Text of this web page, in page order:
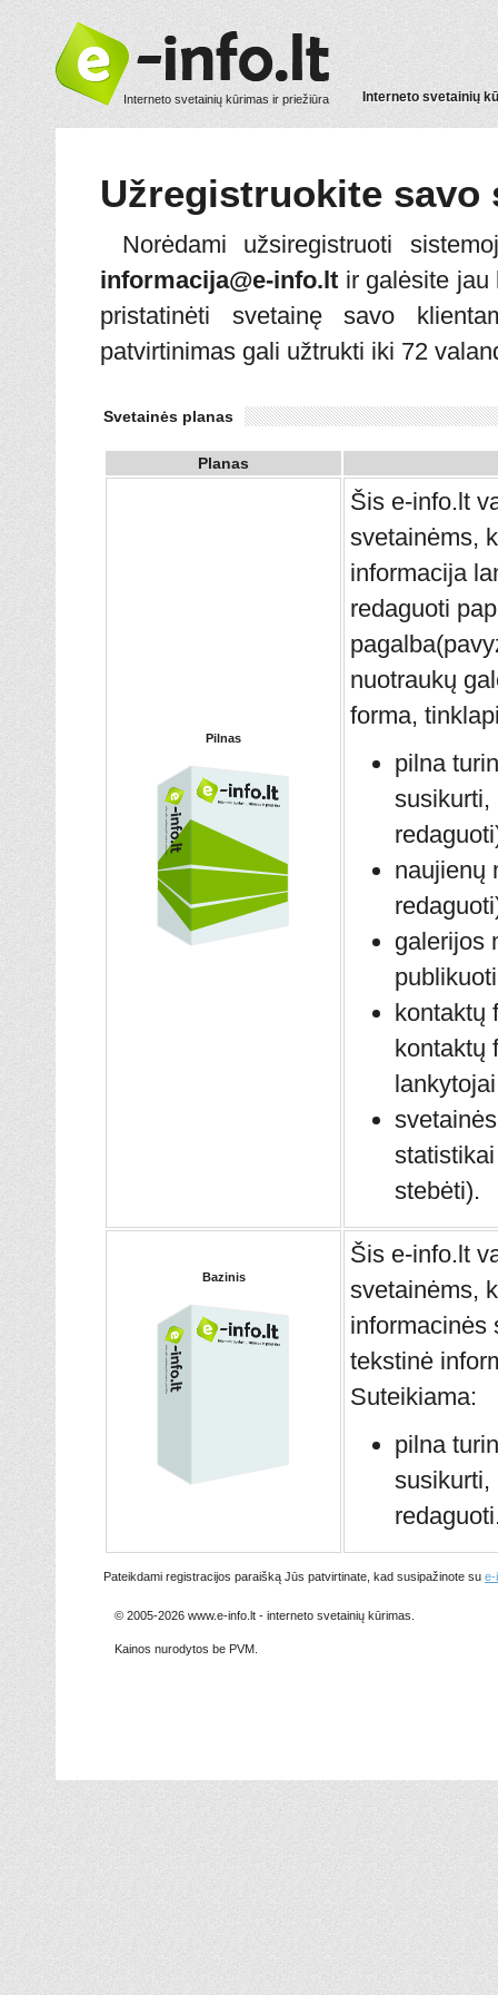
Interneto svetainių kūrimas ir priežiūra Interneto svetainių
Užregistruokite savo
Norėdami užsiregistruoti
informacija@e-info.lt ir galėsite jau
pristatinėti svetainę savo
patvirtinimas gali užtrukti iki 72
Svetainės planas
Planas
Pilnas
Šis e-info.lt
svetainėms,
informacija
redaguoti
nuotraukų
forma,
pilna
susikurti,
naujienų
galerijos
kontaktų
kontaktų
stebėti).
Bazinis
Šis e-info.lt
svetainėms,
informacinės
tekstinė
Suteikiama:
pilna
susikurti,
Pateikdami registracijos paraišką Jūs patvirtinate, kad susipažinote su e-
© 2005-2026 www.e-info.lt - interneto svetainių kūrimas.
Kainos nurodytos be PVM.